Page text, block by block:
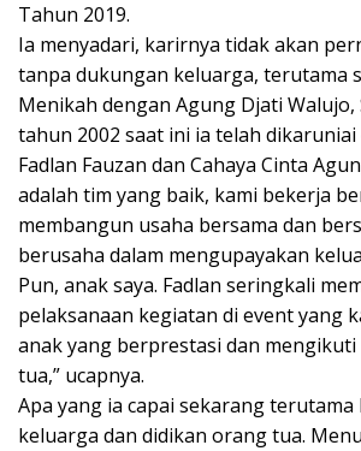
Tahun 2019.
Ia menyadari, karirnya tidak akan
tanpa dukungan keluarga, terutama
Menikah dengan Agung Djati Walujo,
tahun 2002 saat ini ia telah
Fadlan Fauzan dan Cahaya Cinta
adalah tim yang baik, kami bekerja
membangun usaha bersama dan
berusaha dalam mengupayakan
Pun, anak saya. Fadlan seringkali
pelaksanaan kegiatan di event yang
anak yang berprestasi dan
tua,” ucapnya.
Apa yang ia capai sekarang
keluarga dan didikan orang tua.